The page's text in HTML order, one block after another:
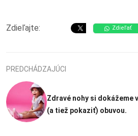
Zdieľajte: Zdieľať
PREDCHÁDZAJÚCI
Zdravé nohy si dokážeme
(a tiež pokaziť) obuvou.